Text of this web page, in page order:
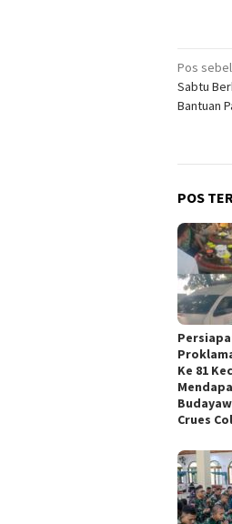
pos
Pos
Sabtu
Bantuan
POS
Ke 81
Crues